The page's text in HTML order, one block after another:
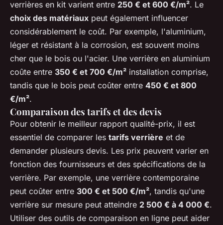
verrières en kit varient entre 250 € et 600 €/m². Le
choix des matériaux peut également influencer
considérablement le coût. Par exemple, l'aluminium,
léger et résistant à la corrosion, est souvent moins
cher que le bois ou l'acier. Une verrière en aluminium
coûte entre 350 € et 700 €/m² installation comprise,
tandis que le bois peut coûter entre 450 € et 800
€/m².
Comparaison des tarifs et des devis
Pour obtenir le meilleur rapport qualité-prix, il est
essentiel de comparer les tarifs verrière et de
demander plusieurs devis. Les prix peuvent varier en
fonction des fournisseurs et des spécifications de la
verrière. Par exemple, une verrière contemporaine
peut coûter entre 300 € et 500 €/m², tandis qu'une
verrière sur mesure peut atteindre 2 500 € à 4 000 €.
Utiliser des outils de comparaison en ligne peut aider